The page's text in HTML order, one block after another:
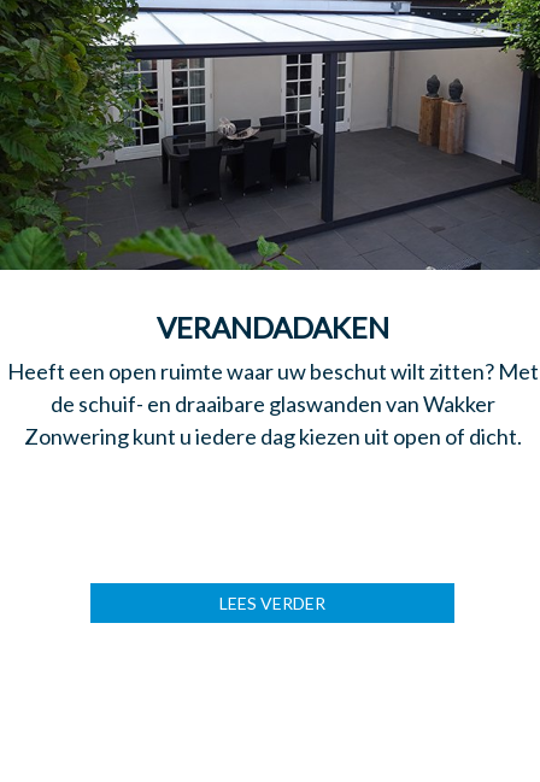
VERANDADAKEN
Heeft een open ruimte waar uw beschut wilt zitten? Met
de schuif- en draaibare glaswanden van Wakker
Zonwering kunt u iedere dag kiezen uit open of dicht.
LEES VERDER